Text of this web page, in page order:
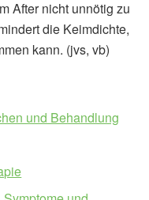
After nicht unnötig zu
die Keimdichte,
kann. (jvs, vb)
und Behandlung